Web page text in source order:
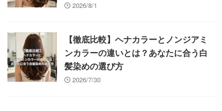
2026/8/1
【徹底比較】ヘナカラーとノンジアミ
ンカラーの違いとは？あなたに合う白
髪染めの選び方
2026/7/30